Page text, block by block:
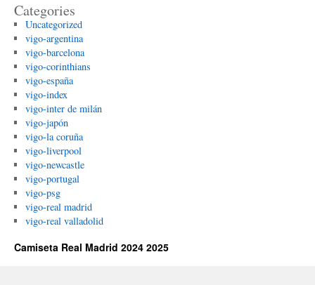
Categories
Uncategorized
vigo-argentina
vigo-barcelona
vigo-corinthians
vigo-españa
vigo-index
vigo-inter de milán
vigo-japón
vigo-la coruña
vigo-liverpool
vigo-newcastle
vigo-portugal
vigo-psg
vigo-real madrid
vigo-real valladolid
Camiseta Real Madrid 2024 2025